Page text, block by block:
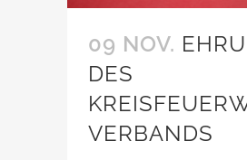
09 NOV.
DES
VERBANDS